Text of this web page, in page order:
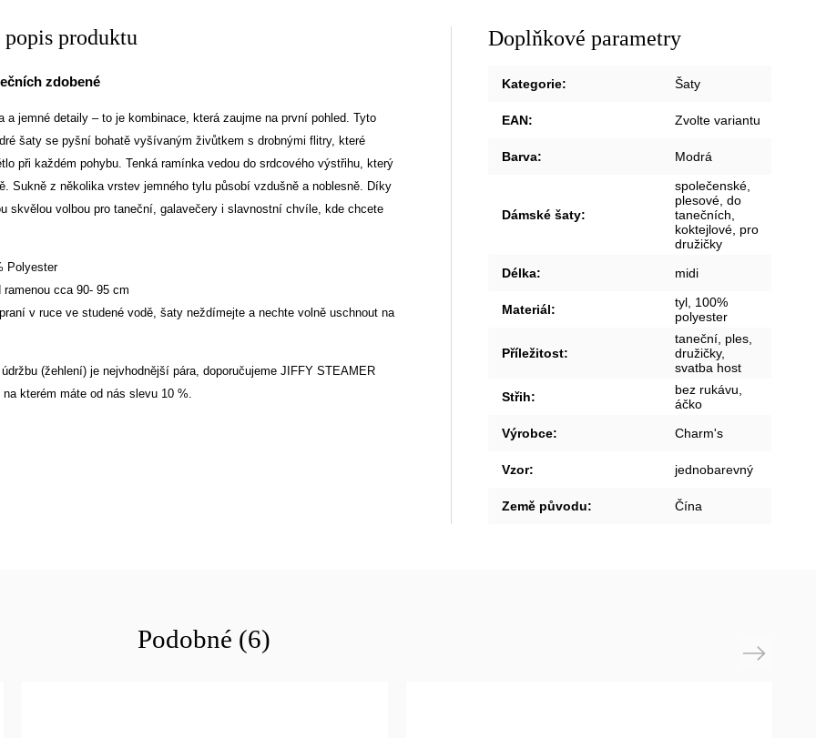
produktu
zdobené
a jemné detaily – to je kombinace, která zaujme na první pohled. Tyto
šaty se pyšní bohatě vyšívaným živůtkem s drobnými flitry, které
při každém pohybu. Tenká ramínka vedou do srdcového výstřihu, který
Sukně z několika vrstev jemného tylu působí vzdušně a noblesně. Díky
skvělou volbou pro taneční, galavečery i slavnostní chvíle, kde chcete
Polyester
ramenou cca 90- 95 cm
v ruce ve studené vodě, šaty neždímejte a nechte volně uschnout na
(žehlení) je nejvhodnější pára, doporučujeme JIFFY STEAMER
, na kterém máte od nás slevu 10 %.
Doplňkové parametry
Kategorie: Šaty
EAN: Zvolte variantu
Barva: Modrá
Dámské šaty:
společenské,
plesové, do
tanečních,
koktejlové, pro
družičky
Délka: midi
Materiál:
tyl, 100%
polyester
Příležitost:
taneční, ples,
družičky,
svatba host
Střih:
bez rukávu,
áčko
Výrobce: Charm's
Vzor: jednobarevný
Země původu: Čína
Podobné (6) Next